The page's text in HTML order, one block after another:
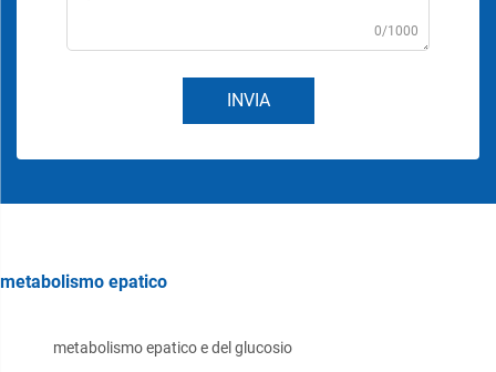
0/1000
INVIA
metabolismo epatico
metabolismo epatico e del glucosio